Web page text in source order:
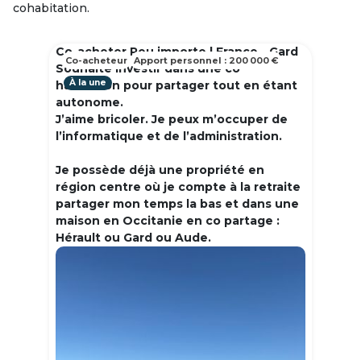
cohabitation.
Co-acheter Peu importe | France - Gard
Souhaite investir dans une co
habitation pour partager tout en étant
autonome.
J’aime bricoler. Je peux m’occuper de
l’informatique et de l’administration.
Je possède déjà une propriété en
région centre où je compte à la retraite
partager mon temps la bas et dans une
maison en Occitanie en co partage :
Hérault ou Gard ou Aude.
À la une
Co-acheteur Apport personnel : 200 000 €